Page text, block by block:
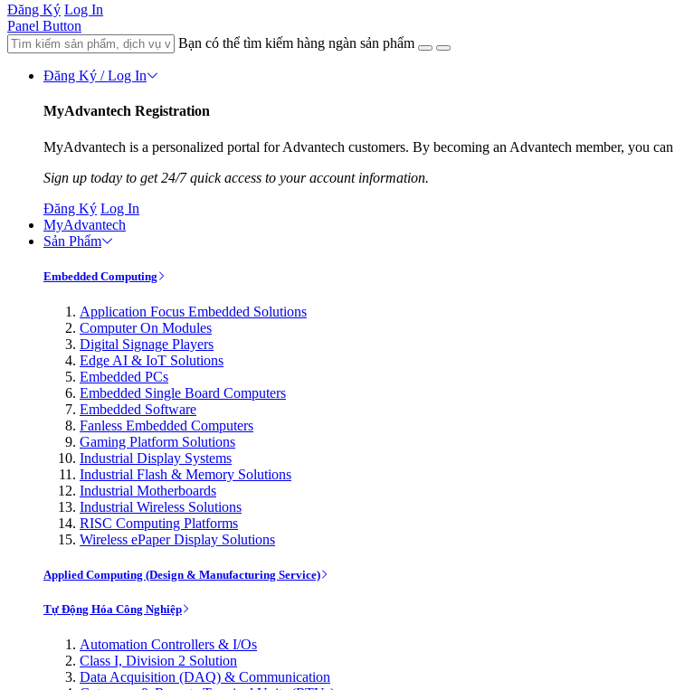
Đăng Ký Log In
Panel Button
Bạn có thể tìm kiếm hàng ngàn sản phẩm
Đăng Ký / Log In
MyAdvantech Registration
MyAdvantech is a personalized portal for Advantech customers. By becoming an Advantech member, you
Sign up today to get 24/7 quick access to your account information.
Đăng Ký Log In
MyAdvantech
Sản Phẩm
Embedded Computing
Application Focus Embedded Solutions
Computer On Modules
Digital Signage Players
Edge AI & IoT Solutions
Embedded PCs
Embedded Single Board Computers
Embedded Software
Fanless Embedded Computers
Gaming Platform Solutions
Industrial Display Systems
Industrial Flash & Memory Solutions
Industrial Motherboards
Industrial Wireless Solutions
RISC Computing Platforms
Wireless ePaper Display Solutions
Applied Computing (Design & Manufacturing Service)
Tự Động Hóa Công Nghiệp
Automation Controllers & I/Os
Class I, Division 2 Solution
Data Acquisition (DAQ) & Communication